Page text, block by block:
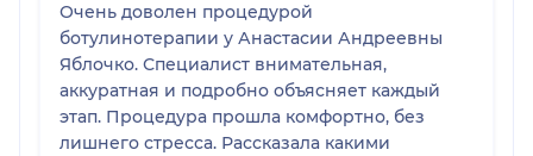
Очень доволен процедурой
ботулинотерапии у Анастасии Андреевны
Яблочко. Специалист внимательная,
аккуратная и подробно объясняет каждый
этап. Процедура прошла комфортно, без
лишнего стресса. Рассказала какими